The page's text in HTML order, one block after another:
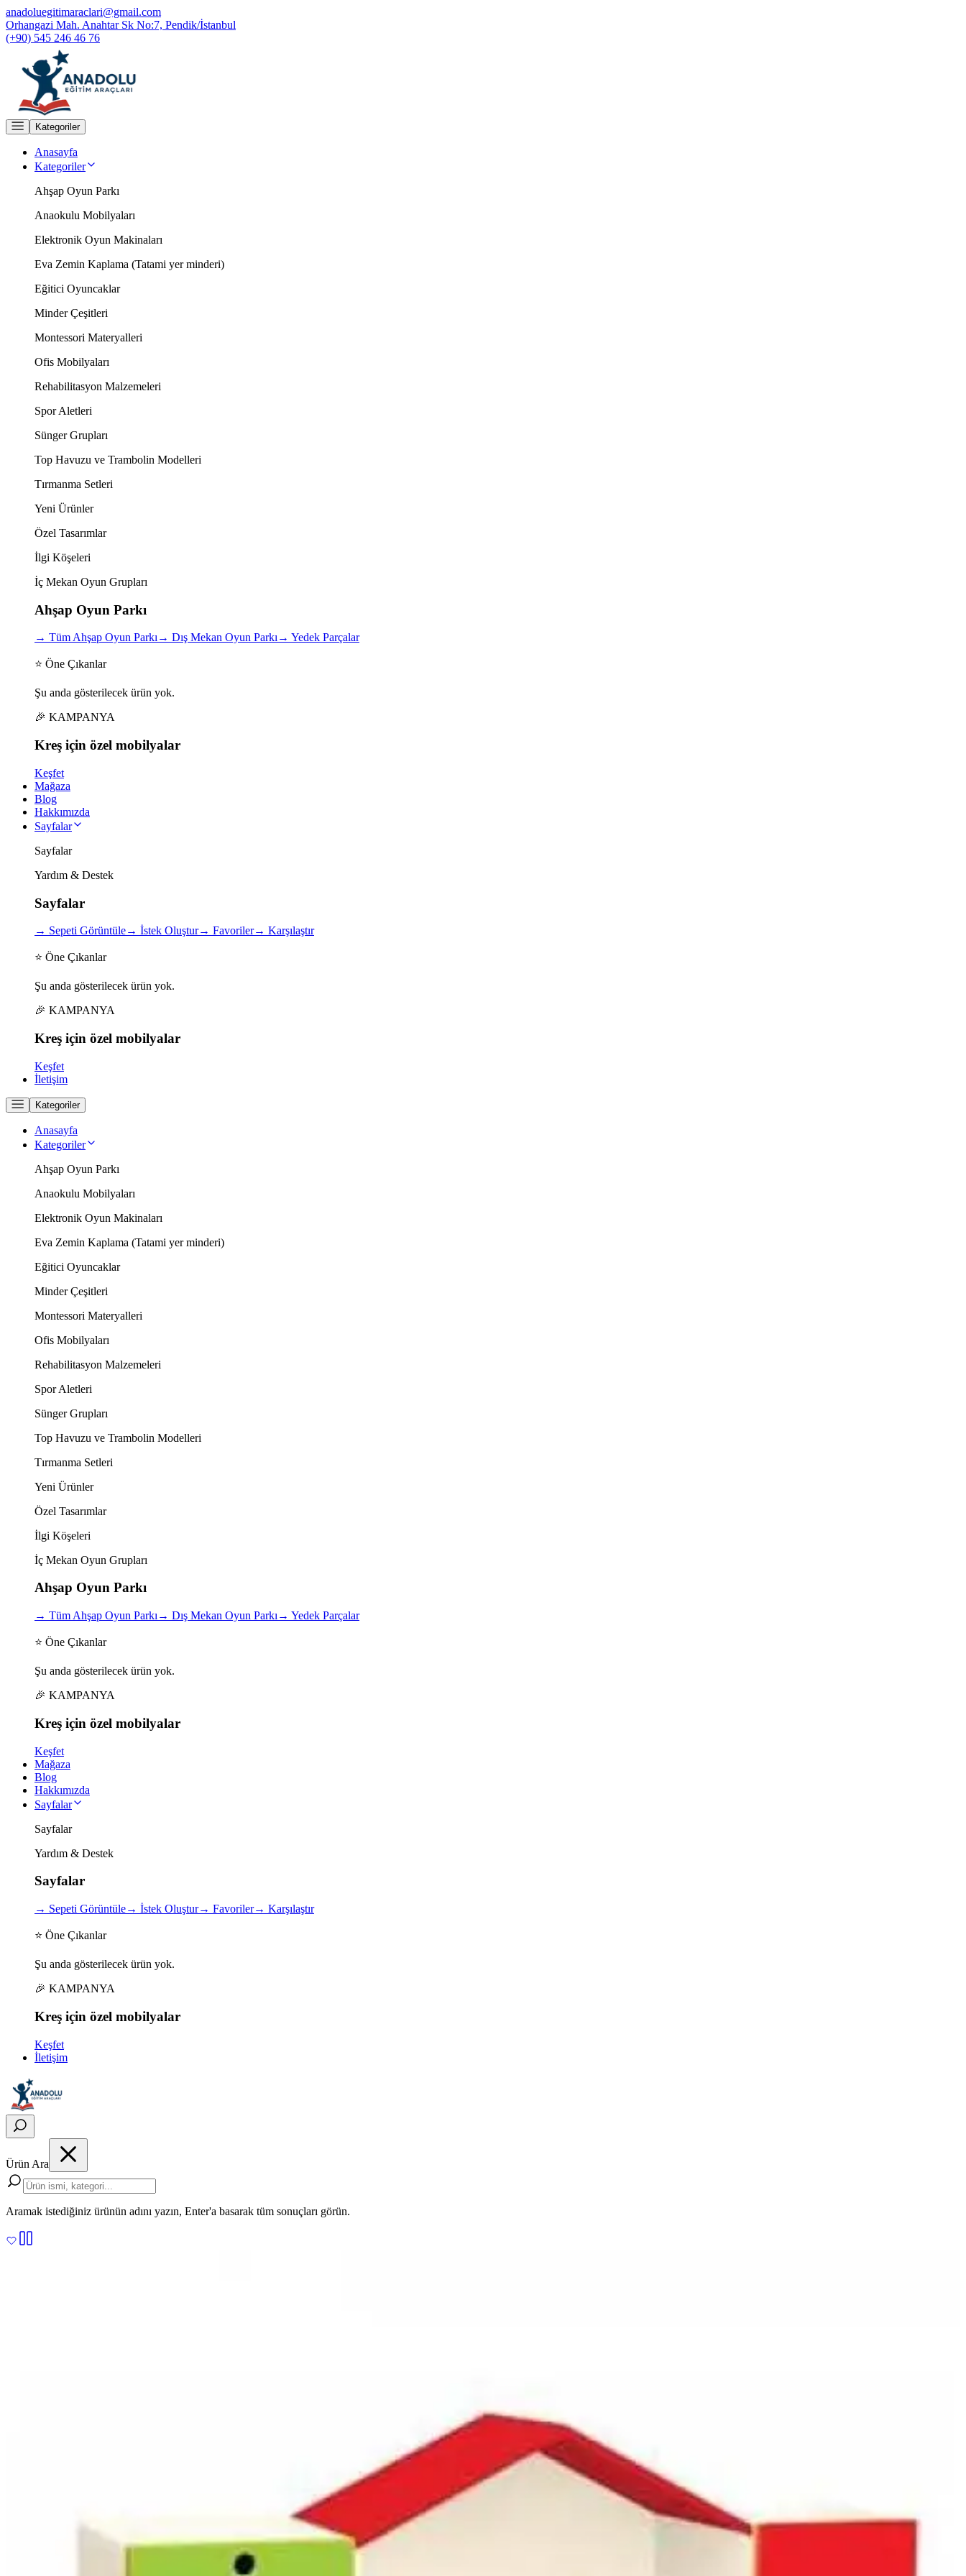
anadoluegitimaraclari@gmail.com
Orhangazi Mah. Anahtar Sk No:7, Pendik/İstanbul
(+90) 545 246 46 76
Kategoriler
Anasayfa
Kategoriler
Ahşap Oyun Parkı
Anaokulu Mobilyaları
Elektronik Oyun Makinaları
Eva Zemin Kaplama (Tatami yer minderi)
Eğitici Oyuncaklar
Minder Çeşitleri
Montessori Materyalleri
Ofis Mobilyaları
Rehabilitasyon Malzemeleri
Spor Aletleri
Sünger Grupları
Top Havuzu ve Trambolin Modelleri
Tırmanma Setleri
Yeni Ürünler
Özel Tasarımlar
İlgi Köşeleri
İç Mekan Oyun Grupları
Ahşap Oyun Parkı
→ Tüm Ahşap Oyun Parkı→ Dış Mekan Oyun Parkı→ Yedek Parçalar
⭐ Öne Çıkanlar
Şu anda gösterilecek ürün yok.
🎉 KAMPANYA
Kreş için özel mobilyalar
Keşfet
Mağaza
Blog
Hakkımızda
Sayfalar
Sayfalar
Yardım & Destek
Sayfalar
→ Sepeti Görüntüle→ İstek Oluştur→ Favoriler→ Karşılaştır
⭐ Öne Çıkanlar
Şu anda gösterilecek ürün yok.
🎉 KAMPANYA
Kreş için özel mobilyalar
Keşfet
İletişim
Kategoriler
Anasayfa
Kategoriler
Ahşap Oyun Parkı
Anaokulu Mobilyaları
Elektronik Oyun Makinaları
Eva Zemin Kaplama (Tatami yer minderi)
Eğitici Oyuncaklar
Minder Çeşitleri
Montessori Materyalleri
Ofis Mobilyaları
Rehabilitasyon Malzemeleri
Spor Aletleri
Sünger Grupları
Top Havuzu ve Trambolin Modelleri
Tırmanma Setleri
Yeni Ürünler
Özel Tasarımlar
İlgi Köşeleri
İç Mekan Oyun Grupları
Ahşap Oyun Parkı
→ Tüm Ahşap Oyun Parkı → Dış Mekan Oyun Parkı → Yedek Parçalar
⭐ Öne Çıkanlar
Şu anda gösterilecek ürün yok.
🎉 KAMPANYA
Kreş için özel mobilyalar
Keşfet
Mağaza
Blog
Hakkımızda
Sayfalar
Sayfalar
Yardım & Destek
Sayfalar
→ Sepeti Görüntüle→ İstek Oluştur→ Favoriler→ Karşılaştır
⭐ Öne Çıkanlar
Şu anda gösterilecek ürün yok.
🎉 KAMPANYA
Kreş için özel mobilyalar
Keşfet
İletişim
Ürün Ara
Aramak istediğiniz ürünün adını yazın, Enter'a basarak tüm sonuçları görün.